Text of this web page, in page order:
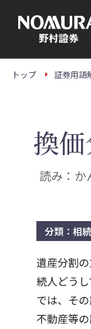
本
トップ 証券用語
換
読み：か
分類：相続
遺産分割
続人どう
では、そ
不動産等